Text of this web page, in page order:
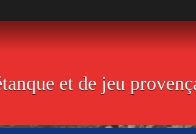
et de jeu